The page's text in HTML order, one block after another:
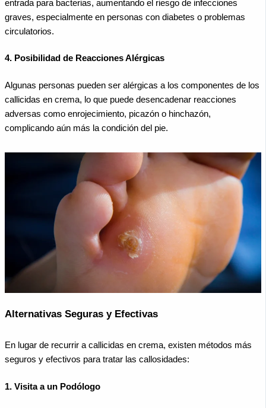
entrada para bacterias, aumentando el riesgo de infecciones
graves, especialmente en personas con diabetes o problemas
circulatorios.
4. Posibilidad de Reacciones Alérgicas
Algunas personas pueden ser alérgicas a los componentes de los
callicidas en crema, lo que puede desencadenar reacciones
adversas como enrojecimiento, picazón o hinchazón,
complicando aún más la condición del pie.
Alternativas Seguras y Efectivas
En lugar de recurrir a callicidas en crema, existen métodos más
seguros y efectivos para tratar las callosidades:
1. Visita a un Podólogo